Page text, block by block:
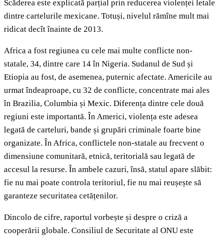
Scăderea este explicată parțial prin reducerea violenței letale
dintre cartelurile mexicane. Totuși, nivelul rămîne mult mai
ridicat decît înainte de 2013.
Africa a fost regiunea cu cele mai multe conflicte non-
statale, 34, dintre care 14 în Nigeria. Sudanul de Sud și
Etiopia au fost, de asemenea, puternic afectate. Americile au
urmat îndeaproape, cu 32 de conflicte, concentrate mai ales
în Brazilia, Columbia și Mexic. Diferența dintre cele două
regiuni este importantă. În Americi, violența este adesea
legată de carteluri, bande și grupări criminale foarte bine
organizate. În Africa, conflictele non-statale au frecvent o
dimensiune comunitară, etnică, teritorială sau legată de
accesul la resurse. În ambele cazuri, însă, statul apare slăbit:
fie nu mai poate controla teritoriul, fie nu mai reușește să
garanteze securitatea cetățenilor.
Dincolo de cifre, raportul vorbește și despre o criză a
cooperării globale. Consiliul de Securitate al ONU este